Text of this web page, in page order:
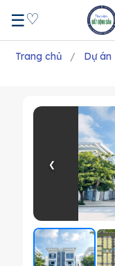
☰♡
Trang chủ / Dự án
❮